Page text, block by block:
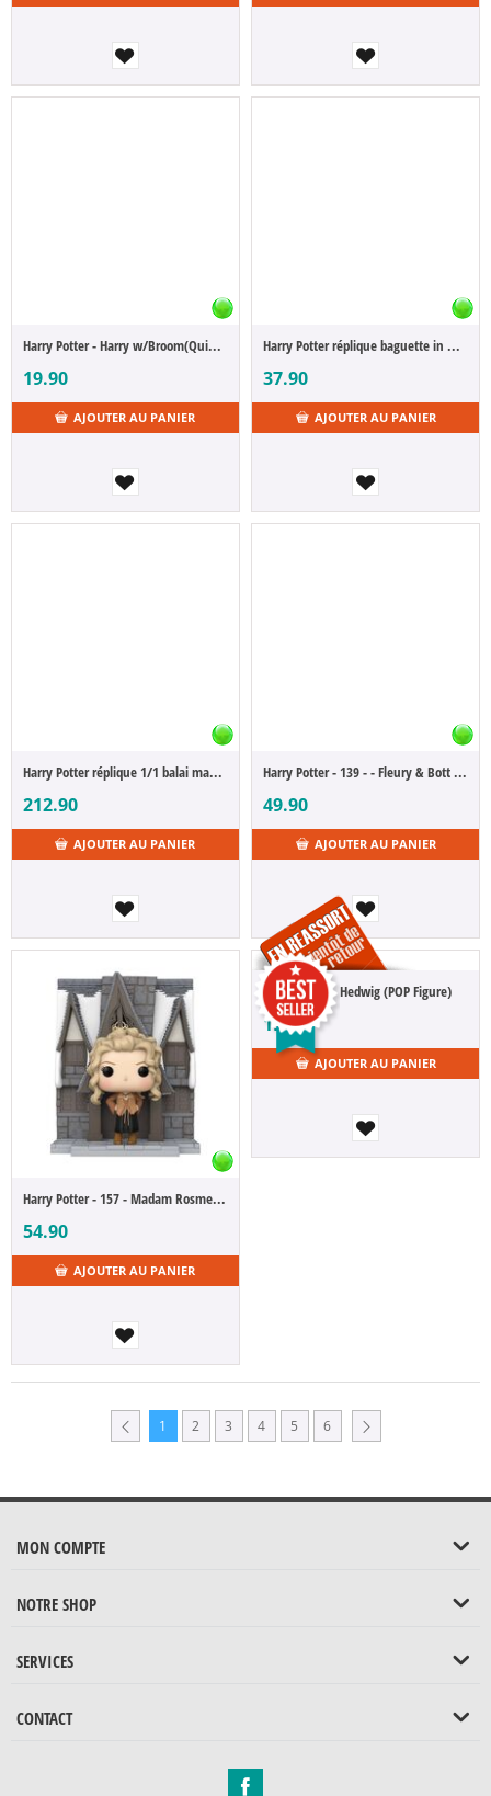
Harry Potter - Harry w/Broom(Quidditch) 9 cm (POP Figure)
19.90
AJOUTER AU PANIER
Harry Potter réplique baguette in Ollivanders Box - Luna Lovegood 34 cm
37.90
AJOUTER AU PANIER
Harry Potter réplique 1/1 balai magique Nimbus 2000 Junior
212.90
AJOUTER AU PANIER
Harry Potter - 139 - - Fleury & Bott Special Edition (POP Figure)
49.90
AJOUTER AU PANIER
Harry Potter - 157 - Madam Rosmerta With The Three Broomsticks (POP Figure)
54.90
AJOUTER AU PANIER
Harry Potter - Hedwig (POP Figure)
19.90
AJOUTER AU PANIER
1 2 3 4 5 6
MON COMPTE
NOTRE SHOP
SERVICES
CONTACT